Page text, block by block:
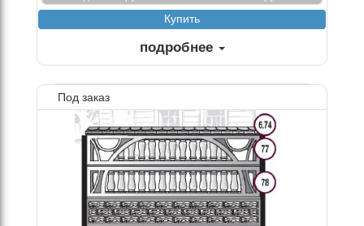
подробнее
Под заказ